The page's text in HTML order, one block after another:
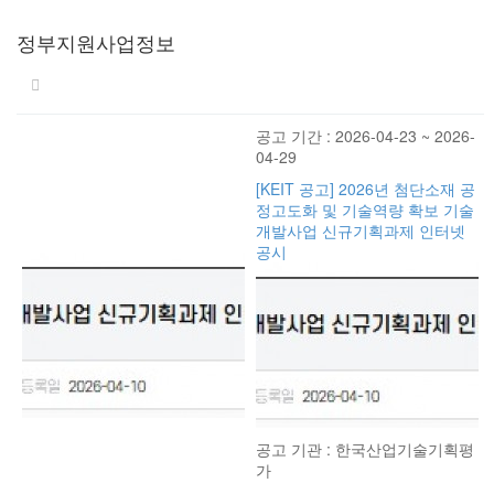
정부지원사업정보
공고 기간 : 2026-04-23 ~ 2026-
04-29
[KEIT 공고] 2026년 첨단소재 공
정고도화 및 기술역량 확보 기술
개발사업 신규기획과제 인터넷
공시
공고 기관 : 한국산업기술기획평
가